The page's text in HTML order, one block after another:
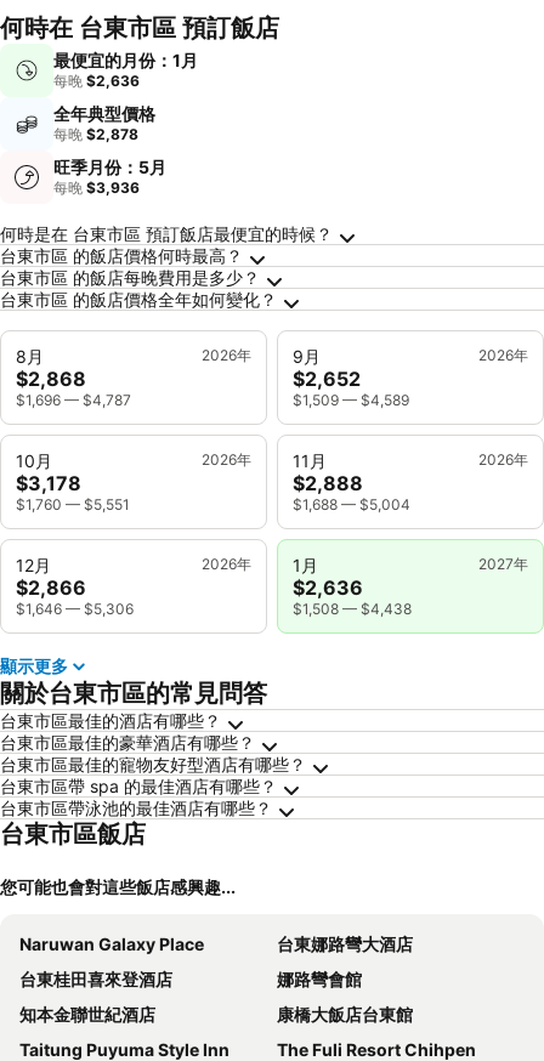
何時在 台東市區 預訂飯店
最便宜的月份：1月
每晚 $2,636
全年典型價格
每晚 $2,878
旺季月份：5月
每晚 $3,936
關於台東市區的常見問答
何時是在 台東市區 預訂飯店最便宜的時候？
台東市區 的飯店價格何時最高？
台東市區 的飯店每晚費用是多少？
台東市區 的飯店價格全年如何變化？
8月 2026年
$2,868
$1,696 — $4,787
9月 2026年
$2,652
$1,509 — $4,589
10月 2026年
$3,178
$1,760 — $5,551
11月 2026年
$2,888
$1,688 — $5,004
12月 2026年
$2,866
$1,646 — $5,306
1月 2027年
$2,636
$1,508 — $4,438
顯示更多
關於台東市區的常見問答
台東市區最佳的酒店有哪些？
台東市區最佳的豪華酒店有哪些？
台東市區最佳的寵物友好型酒店有哪些？
台東市區帶 spa 的最佳酒店有哪些？
台東市區帶泳池的最佳酒店有哪些？
台東市區飯店
您可能也會對這些飯店感興趣...
Naruwan Galaxy Place
台東娜路彎大酒店
台東桂田喜來登酒店
娜路彎會館
知本金聯世紀酒店
康橋大飯店台東館
Taitung Puyuma Style Inn
The Fuli Resort Chihpen